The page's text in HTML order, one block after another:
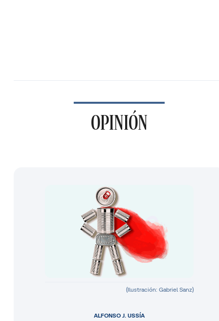
OPINIÓN
(Ilustración: Gabriel Sanz)
ALFONSO J. USSÍA